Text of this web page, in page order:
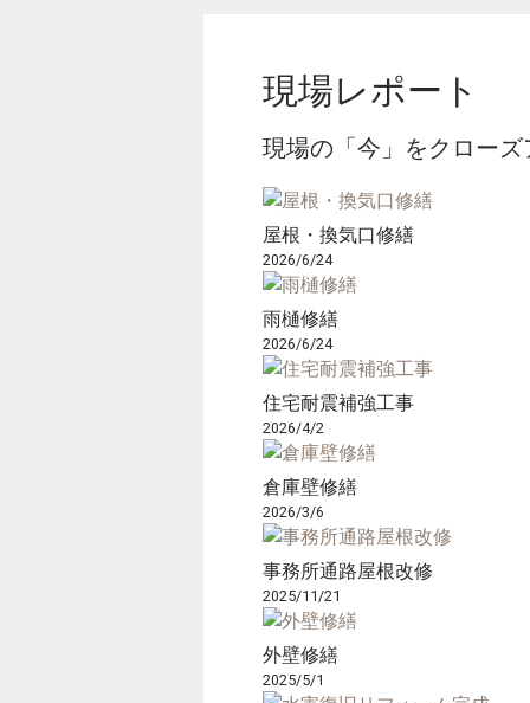
現場レポート
現場の「今」をクローズ
屋根・換気口修繕
2026/6/24
雨樋修繕
2026/6/24
住宅耐震補強工事
2026/4/2
倉庫壁修繕
2026/3/6
事務所通路屋根改修
2025/11/21
外壁修繕
2025/5/1